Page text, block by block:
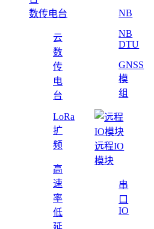
数传电台
云
数
传
电
台
LoRa
扩
频
高
速
率
低
延
NB
NB
DTU
GNSS
模
组
远程IO
模块
串
口
IO